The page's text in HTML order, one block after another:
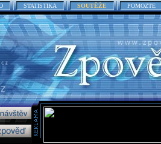
STATISTIKA SOUTĚŽE POMOZTE